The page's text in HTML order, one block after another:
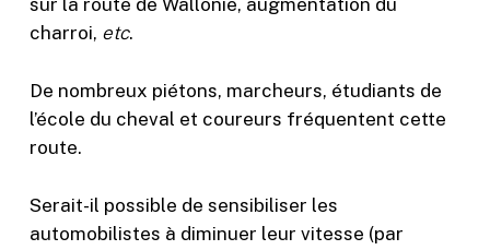
sur la route de Wallonie, augmentation du
charroi, etc.
De nombreux piétons, marcheurs, étudiants de
l’école du cheval et coureurs fréquentent cette
route.
Serait-il possible de sensibiliser les
automobilistes à diminuer leur vitesse (par